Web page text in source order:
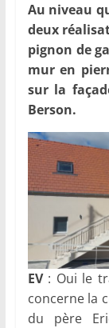
Au niveau
deux
pignon de
mur en
sur la
Berson.
EV: Oui le
concerne la
du père